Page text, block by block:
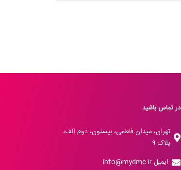
در تماس باشید
تهران، میدان فاطمی، بیستون، دوم الف،
پلاک 9
ایمیل info@mydmc.ir